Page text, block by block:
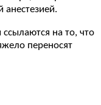
на то, что
переносят